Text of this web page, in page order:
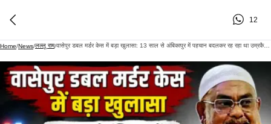
12
Home/News/लल्लू राम/ वासेपुर डबल मर्डर केस में बड़ा खुलासा: 13 साल से अंबिकापुर में पहचान बदलकर रह रहा था उम्रकैद का आरोपी, गिरफ्तारी के लिए पहुंची पुलिस को चकमा देकर हुआ फरार